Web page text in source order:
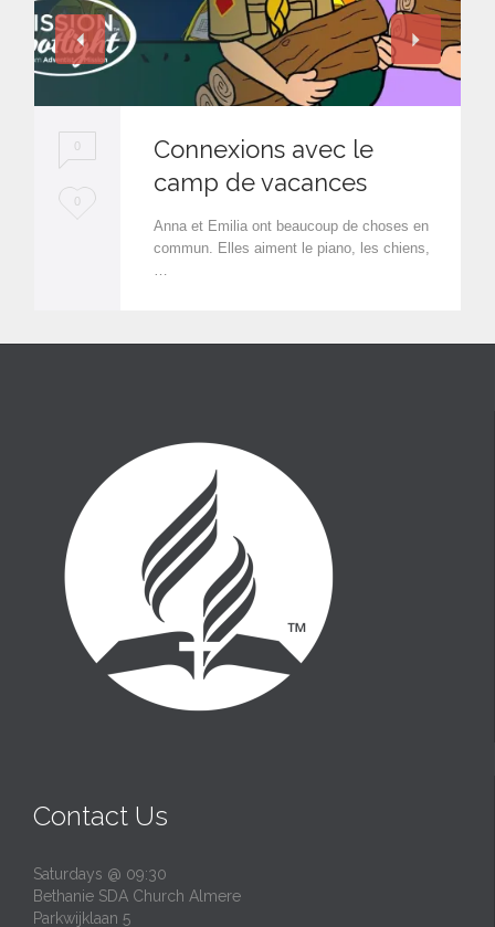
0
L
i
0
Connexions avec le
camp de vacances
Anna et Emilia ont beaucoup de choses en
commun. Elles aiment le piano, les chiens,
…
Contact Us
Saturdays @ 09:30
Bethanie SDA Church Almere
Parkwijklaan 5